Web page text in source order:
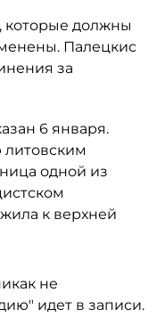
которые должны
Палецкис
за
6 января.
одной из
к верхней
не
идет в записи.